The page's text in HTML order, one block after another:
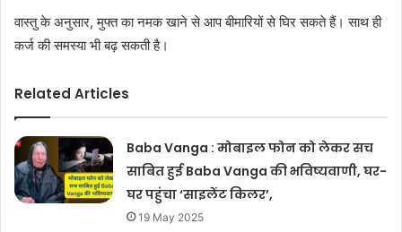
वास्तु के अनुसार, मुफ्त का नमक खाने से आप बीमारियों से घिर सकते हैं। साथ ही
कर्ज की समस्या भी बढ़ सकती है।
Related Articles
Baba Vanga : मोबाइल फोन को लेकर सच
साबित हुई Baba Vanga की भविष्यवाणी, घर-
घर पहुंचा ‘साइलेंट किलर’,
19 May 2025